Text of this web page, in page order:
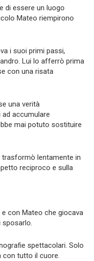
di essere un luogo
Mateo riempirono
i suoi primi passi,
Lui lo afferrò prima
con una risata
una verità
accumulare
mai potuto sostituire
trasformò lentamente in
reciproco e sulla
e con Mateo che giocava
sposarlo.
spettacolari. Solo
con tutto il cuore.